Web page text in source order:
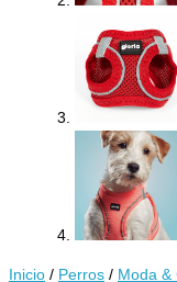
Inicio / Perros / Moda &